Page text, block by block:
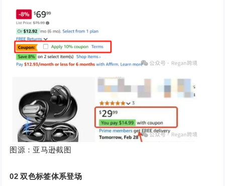
图源：亚马逊截图
02 双色标签体系登场